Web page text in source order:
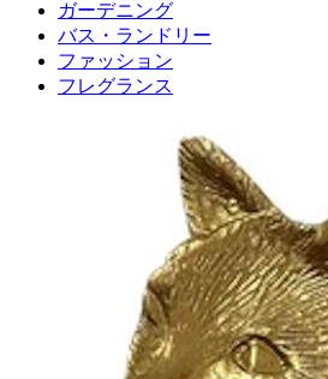
ガーデニング
バス・ランドリー
ファッション
フレグランス